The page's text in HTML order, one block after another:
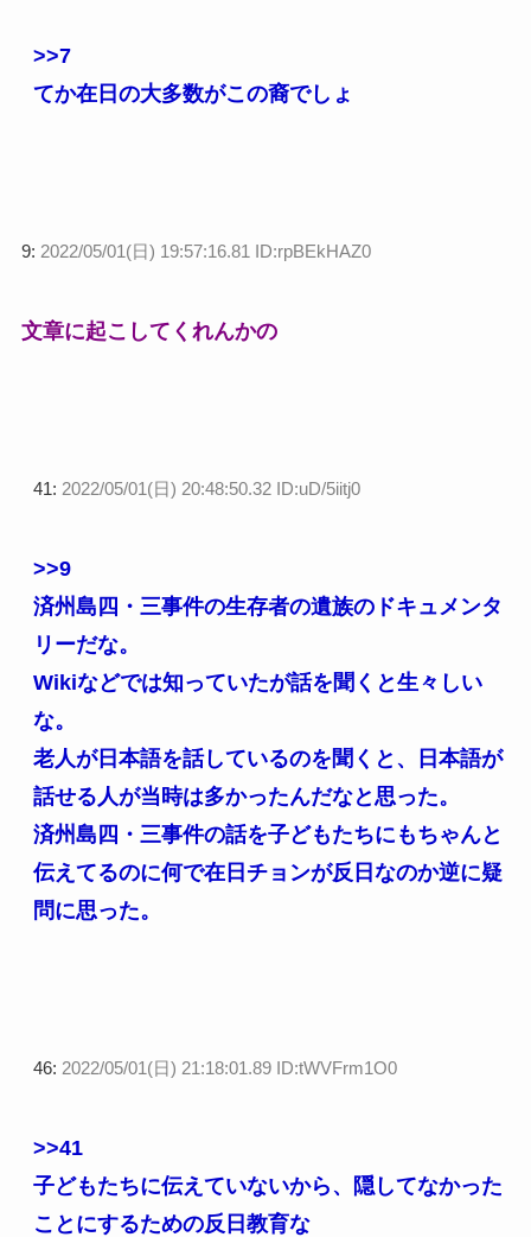
>>7
てか在日の大多数がこの裔でしょ
9: 2022/05/01(日) 19:57:16.81 ID:rpBEkHAZ0
文章に起こしてくれんかの
41: 2022/05/01(日) 20:48:50.32 ID:uD/5iitj0
>>9
済州島四・三事件の生存者の遺族のドキュメンタ
リーだな。
Wikiなどでは知っていたが話を聞くと生々しい
な。
老人が日本語を話しているのを聞くと、日本語が
話せる人が当時は多かったんだなと思った。
済州島四・三事件の話を子どもたちにもちゃんと
伝えてるのに何で在日チョンが反日なのか逆に疑
問に思った。
46: 2022/05/01(日) 21:18:01.89 ID:tWVFrm1O0
>>41
子どもたちに伝えていないから、隠してなかった
ことにするための反日教育な